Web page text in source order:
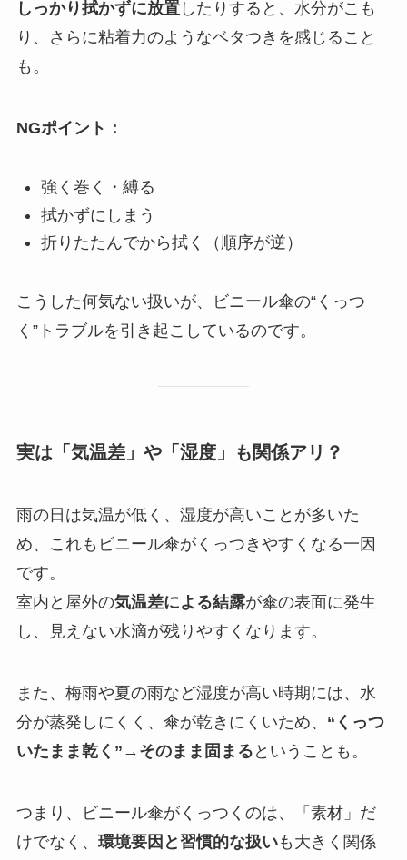
しっかり拭かずに放置したりすると、水分がこも
り、さらに粘着力のようなベタつきを感じること
も。
NGポイント：
強く巻く・縛る
拭かずにしまう
折りたたんでから拭く（順序が逆）
こうした何気ない扱いが、ビニール傘の“くっつ
く”トラブルを引き起こしているのです。
実は「気温差」や「湿度」も関係アリ？
雨の日は気温が低く、湿度が高いことが多いた
め、これもビニール傘がくっつきやすくなる一因
です。
室内と屋外の気温差による結露が傘の表面に発生
し、見えない水滴が残りやすくなります。
また、梅雨や夏の雨など湿度が高い時期には、水
分が蒸発しにくく、傘が乾きにくいため、 “くっつ
いたまま乾く”→そのまま固まる ということも。
つまり、ビニール傘がくっつくのは、「素材」だ
けでなく、 環境要因と習慣的な扱いも大きく関係